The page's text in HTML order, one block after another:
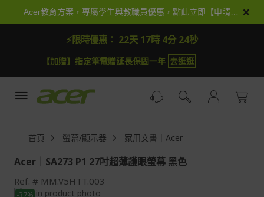
×
⚡限時優惠： 22天 17時 4分 24秒
【加贈】指定筆電贈延長保固一年 去逛逛
首頁 螢幕/顯示器 家用文書｜Acer
Acer｜SA273 P1 27吋超薄護眼螢幕 黑色
Ref. MM.V5HTT.003
Skip
-37%